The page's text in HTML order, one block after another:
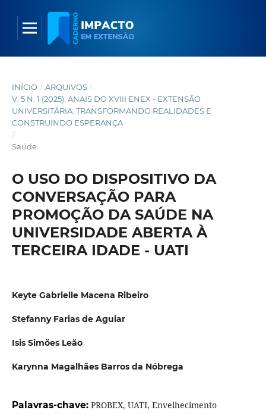
INÍCIO / ARQUIVOS /
V. 5 N. 1 (2025): ANAIS DO XVIII ENEX - EXTENSÃO
UNIVERSITÁRIA: TRANSFORMANDO REALIDADES E
CONSTRUINDO ESPERANÇA
/
Saúde
O USO DO DISPOSITIVO DA
CONVERSAÇÃO PARA
PROMOÇÃO DA SAÚDE NA
UNIVERSIDADE ABERTA À
TERCEIRA IDADE - UATI
Keyte Gabrielle Macena Ribeiro
Stefanny Farias de Aguiar
Isis Simões Leão
Karynna Magalhães Barros da Nóbrega
Palavras-chave: PROBEX, UATI, Envelhecimento